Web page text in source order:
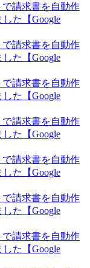
で請求書を自動作
た【Google
で請求書を自動作
た【Google
で請求書を自動作
た【Google
で請求書を自動作
た【Google
で請求書を自動作
た【Google
で請求書を自動作
た【Google
で請求書を自動作
た【Google